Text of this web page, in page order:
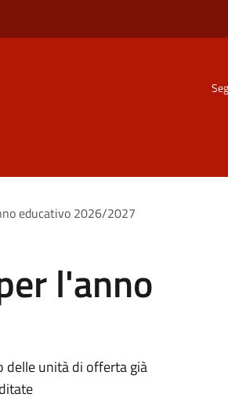
educativo 2026/2027
l'anno
delle unità di offerta già